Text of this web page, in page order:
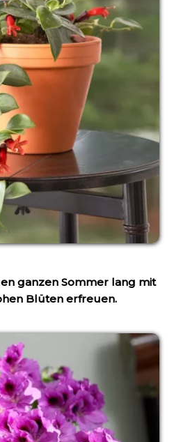
ganzen Sommer lang mit
Blüten erfreuen.